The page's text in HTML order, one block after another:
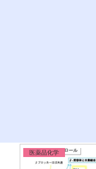
医薬品化学